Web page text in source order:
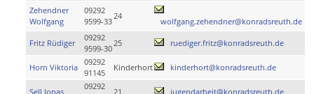
Zehendner
Wolfgang
09292
9599-33
24
wolfgang.zehendner@konradsreuth.de
Fritz Rüdiger
09292
9599-30
25 ruediger.fritz@konradsreuth.de
Horn Viktoria
09292
91145
Kinderhort kinderhort@konradsreuth.de
Sell Jonas
09292
21 jugendarbeit@konradsreuth.de